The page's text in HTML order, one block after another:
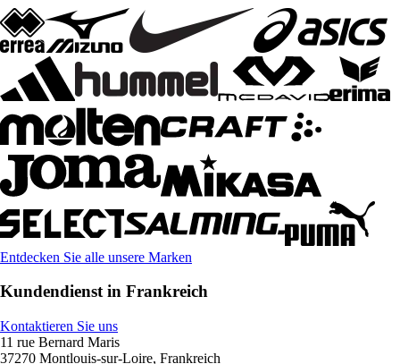
Entdecken Sie alle unsere Marken
Kundendienst in Frankreich
Kontaktieren Sie uns
11 rue Bernard Maris
37270 Montlouis-sur-Loire, Frankreich